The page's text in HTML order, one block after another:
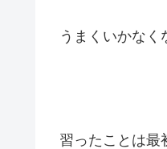
うまくいかなく
習ったことは最